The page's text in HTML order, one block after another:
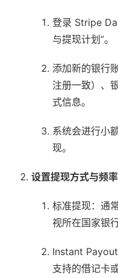
登录 Stripe
与提现计划”。
添加新的银行
注册一致）、
式信息。
系统会进行小
现。
设置提现方式与频率
标准提现：通
视所在国家银
Instant
支持的借记卡